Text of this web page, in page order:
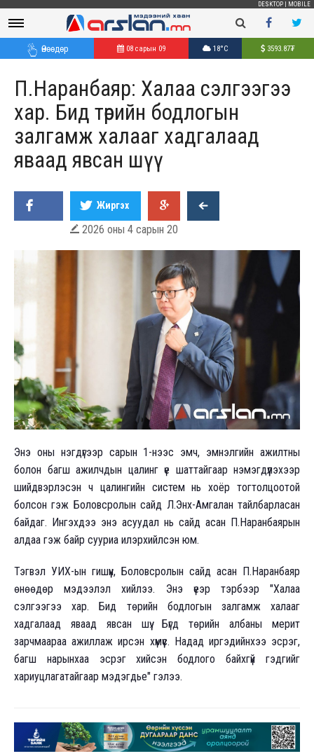
DESKTOP MOBILE
Өнөөдөр 08 сарын 09 18°C 3593.87₮
П.Наранбаяр: Халаа сэлгээгээ
хар. Бид төрийн бодлогын
залгамж халааг хадгалаад
яваад явсан шүү
Жиргэх
 2026 оны 4 сарын 20
Энэ оны нэгдүгээр сарын 1-нээс эмч, эмнэлгийн ажилтны
болон багш ажилчдын цалинг үе шаттайгаар нэмэгдүүлэхээр
шийдвэрлэсэн ч цалингийн систем нь хоёр тогтолцоотой
болсон гэж Боловсролын сайд Л.Энх-Амгалан тайлбарласан
байдаг. Ингэхдээ энэ асуудал нь сайд асан П.Наранбаярын
алдаа гэж байр сууриа илэрхийлсэн юм.
Тэгвэл УИХ-ын гишүүн, Боловсролын сайд асан П.Наранбаяр
өнөөдөр мэдээлэл хийлээ. Энэ үеэр тэрбээр "Халаа
сэлгээгээ хар. Бид төрийн бодлогын залгамж халааг
хадгалаад яваад явсан шүү. Бүгд төрийн албаны мерит
зарчмаараа ажиллаж ирсэн хүмүүс. Надад иргэдийнхээ эсрэг,
багш нарынхаа эсрэг хийсэн бодлого байхгүй гэдгийг
хариуцлагатайгаар мэдэгдье" гэлээ.